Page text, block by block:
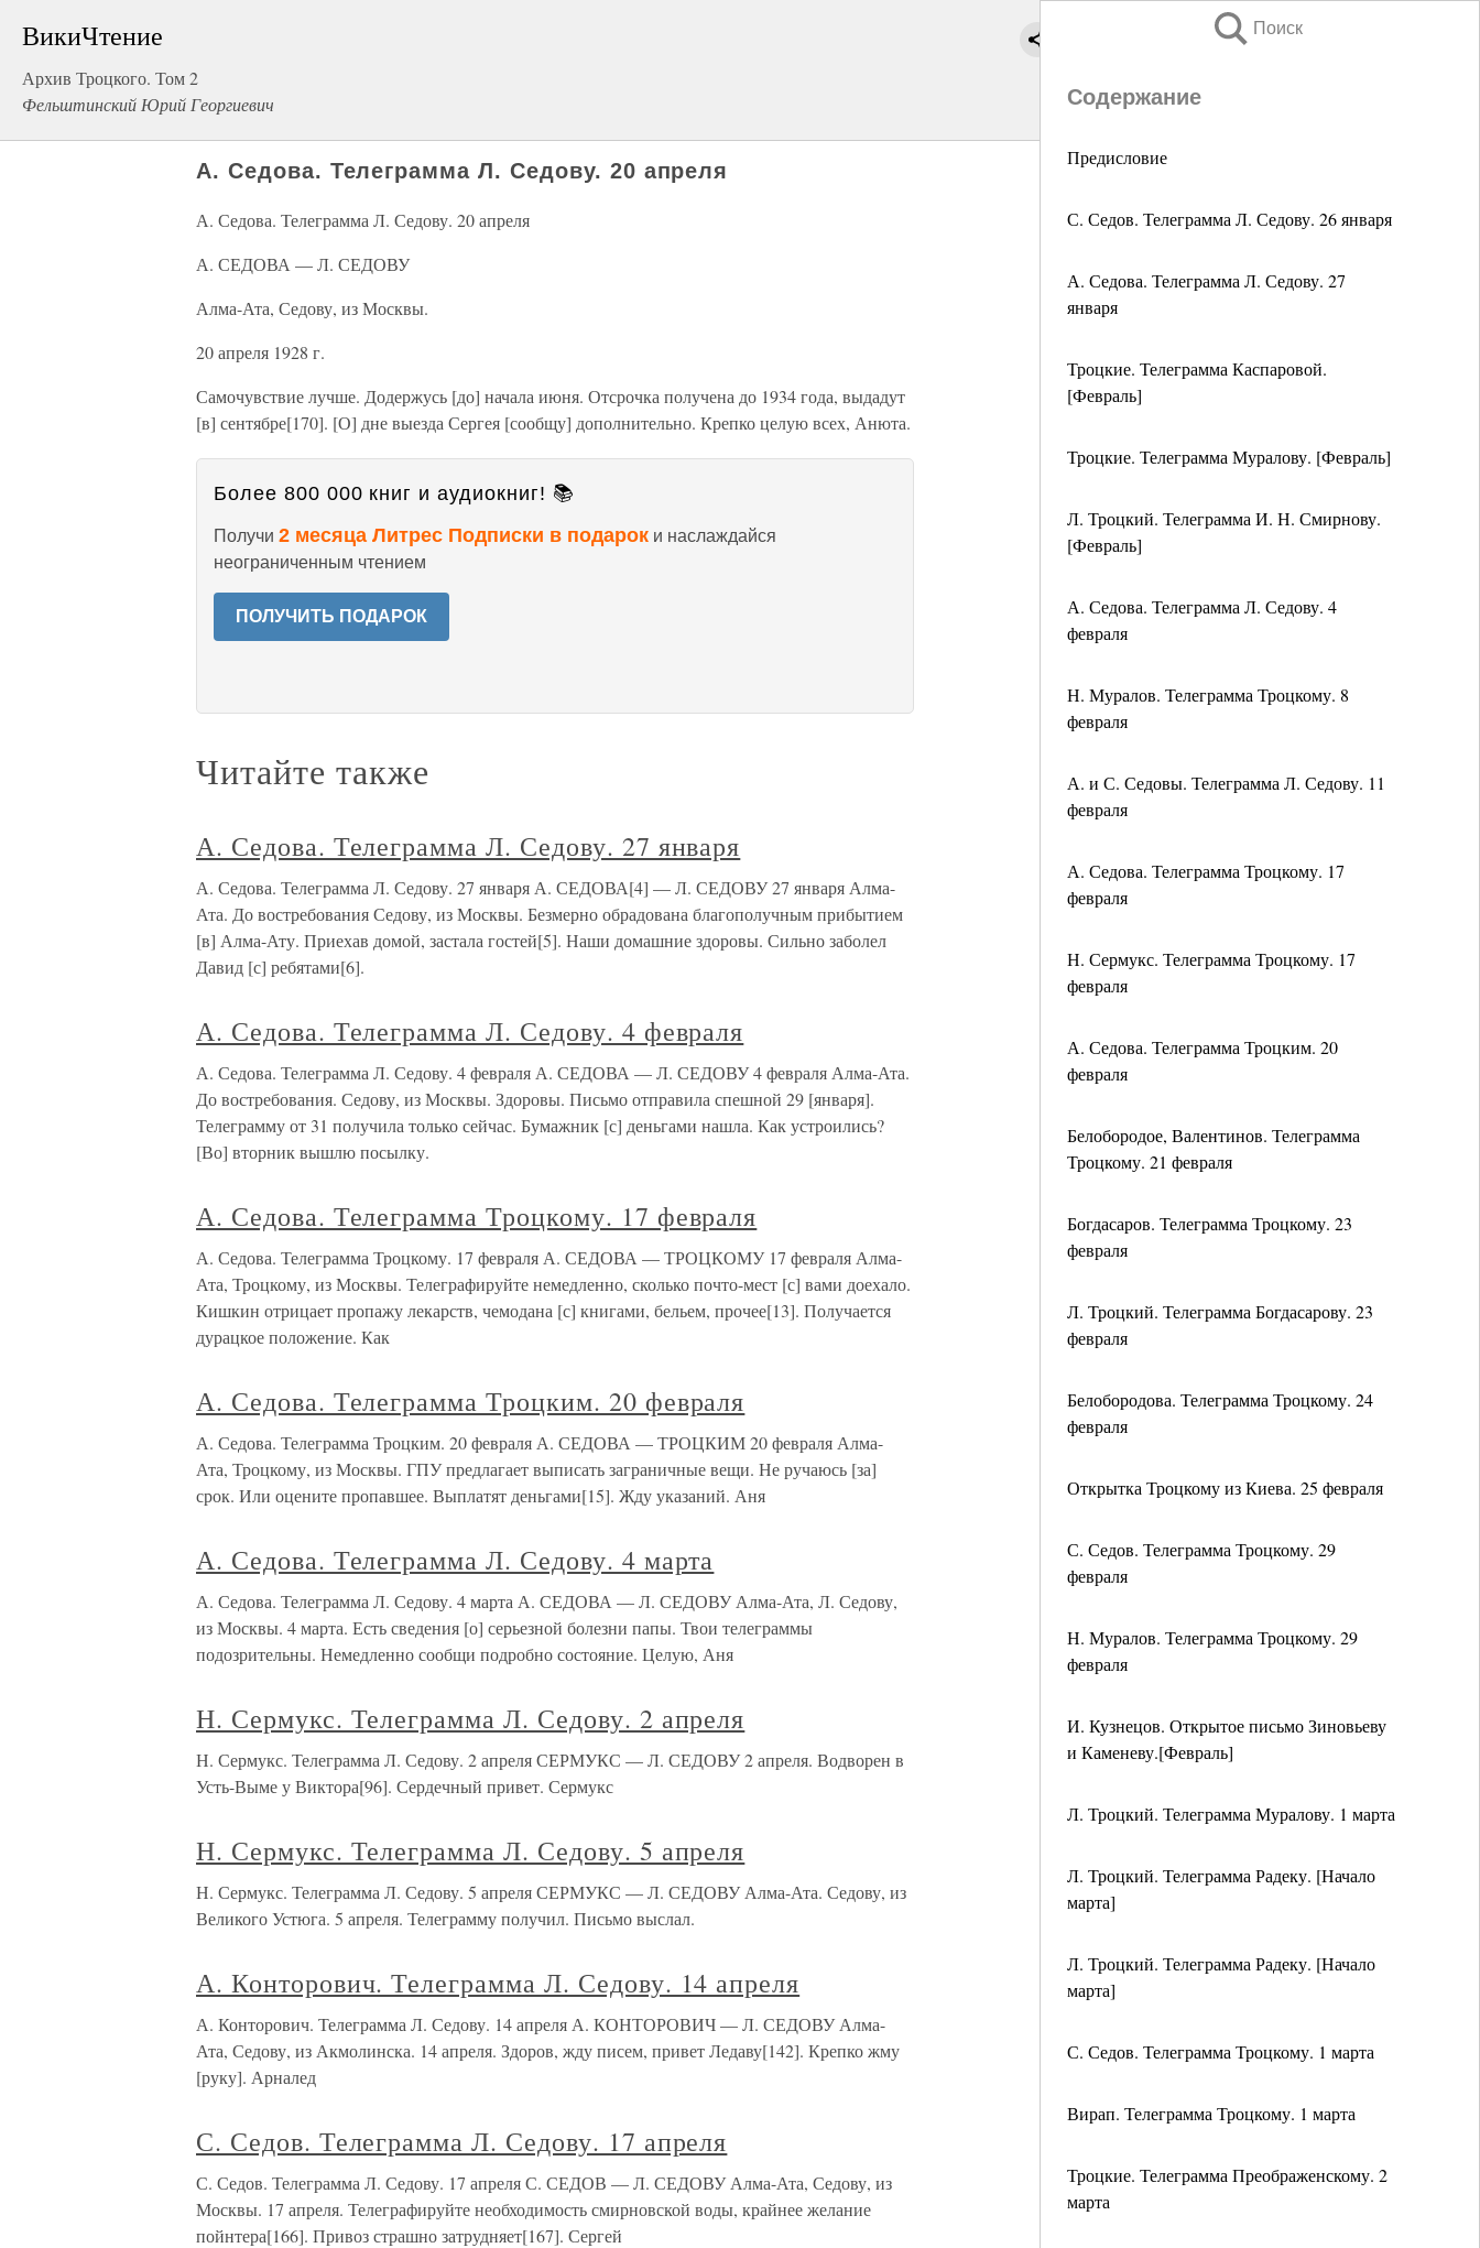
ВикиЧтение
Архив Троцкого. Том 2
Фельштинский Юрий Георгиевич
Поиск
Содержание
Предисловие
С. Седов. Телеграмма Л. Седову. 26 января
А. Седова. Телеграмма Л. Седову. 27
января
Троцкие. Телеграмма Каспаровой.
[Февраль]
Троцкие. Телеграмма Муралову. [Февраль]
Л. Троцкий. Телеграмма И. Н. Смирнову.
[Февраль]
А. Седова. Телеграмма Л. Седову. 4
февраля
Н. Муралов. Телеграмма Троцкому. 8
февраля
А. и С. Седовы. Телеграмма Л. Седову. 11
февраля
А. Седова. Телеграмма Троцкому. 17
февраля
Н. Сермукс. Телеграмма Троцкому. 17
февраля
А. Седова. Телеграмма Троцким. 20
февраля
Белобородое, Валентинов. Телеграмма
Троцкому. 21 февраля
Богдасаров. Телеграмма Троцкому. 23
февраля
Л. Троцкий. Телеграмма Богдасарову. 23
февраля
Белобородова. Телеграмма Троцкому. 24
февраля
Открытка Троцкому из Киева. 25 февраля
С. Седов. Телеграмма Троцкому. 29
февраля
Н. Муралов. Телеграмма Троцкому. 29
февраля
И. Кузнецов. Открытое письмо Зиновьеву
и Каменеву.[Февраль]
Л. Троцкий. Телеграмма Муралову. 1 марта
Л. Троцкий. Телеграмма Радеку. [Начало
марта]
Л. Троцкий. Телеграмма Радеку. [Начало
марта]
С. Седов. Телеграмма Троцкому. 1 марта
Вирап. Телеграмма Троцкому. 1 марта
Троцкие. Телеграмма Преображенскому. 2
марта
А. Седова. Телеграмма Л. Седову. 20 апреля
А. Седова. Телеграмма Л. Седову. 20 апреля
А. СЕДОВА — Л. СЕДОВУ
Алма-Ата, Седову, из Москвы.
20 апреля 1928 г.
Самочувствие лучше. Додержусь [до] начала июня. Отсрочка получена до 1934 года, выдадут
[в] сентябре[170]. [О] дне выезда Сергея [сообщу] дополнительно. Крепко целую всех, Анюта.
Более 800 000 книг и аудиокниг! 📚
Получи 2 месяца Литрес Подписки в подарок и наслаждайся
неограниченным чтением
ПОЛУЧИТЬ ПОДАРОК
Читайте также
А. Седова. Телеграмма Л. Седову. 27 января
А. Седова. Телеграмма Л. Седову. 27 января А. СЕДОВА[4] — Л. СЕДОВУ 27 января Алма-
Ата. До востребования Седову, из Москвы. Безмерно обрадована благополучным прибытием
[в] Алма-Ату. Приехав домой, застала гостей[5]. Наши домашние здоровы. Сильно заболел
Давид [с] ребятами[6].
А. Седова. Телеграмма Л. Седову. 4 февраля
А. Седова. Телеграмма Л. Седову. 4 февраля А. СЕДОВА — Л. СЕДОВУ 4 февраля Алма-Ата.
До востребования. Седову, из Москвы. Здоровы. Письмо отправила спешной 29 [января].
Телеграмму от 31 получила только сейчас. Бумажник [с] деньгами нашла. Как устроились?
[Во] вторник вышлю посылку.
А. Седова. Телеграмма Троцкому. 17 февраля
А. Седова. Телеграмма Троцкому. 17 февраля А. СЕДОВА — ТРОЦКОМУ 17 февраля Алма-
Ата, Троцкому, из Москвы. Телеграфируйте немедленно, сколько почто-мест [с] вами доехало.
Кишкин отрицает пропажу лекарств, чемодана [с] книгами, бельем, прочее[13]. Получается
дурацкое положение. Как
А. Седова. Телеграмма Троцким. 20 февраля
А. Седова. Телеграмма Троцким. 20 февраля А. СЕДОВА — ТРОЦКИМ 20 февраля Алма-
Ата, Троцкому, из Москвы. ГПУ предлагает выписать заграничные вещи. Не ручаюсь [за]
срок. Или оцените пропавшее. Выплатят деньгами[15]. Жду указаний. Аня
А. Седова. Телеграмма Л. Седову. 4 марта
А. Седова. Телеграмма Л. Седову. 4 марта А. СЕДОВА — Л. СЕДОВУ Алма-Ата, Л. Седову,
из Москвы. 4 марта. Есть сведения [о] серьезной болезни папы. Твои телеграммы
подозрительны. Немедленно сообщи подробно состояние. Целую, Аня
Н. Сермукс. Телеграмма Л. Седову. 2 апреля
Н. Сермукс. Телеграмма Л. Седову. 2 апреля СЕРМУКС — Л. СЕДОВУ 2 апреля. Водворен в
Усть-Выме у Виктора[96]. Сердечный привет. Сермукс
Н. Сермукс. Телеграмма Л. Седову. 5 апреля
Н. Сермукс. Телеграмма Л. Седову. 5 апреля СЕРМУКС — Л. СЕДОВУ Алма-Ата. Седову, из
Великого Устюга. 5 апреля. Телеграмму получил. Письмо выслал.
А. Конторович. Телеграмма Л. Седову. 14 апреля
А. Конторович. Телеграмма Л. Седову. 14 апреля А. КОНТОРОВИЧ — Л. СЕДОВУ Алма-
Ата, Седову, из Акмолинска. 14 апреля. Здоров, жду писем, привет Ледаву[142]. Крепко жму
[руку]. Арналед
С. Седов. Телеграмма Л. Седову. 17 апреля
С. Седов. Телеграмма Л. Седову. 17 апреля С. СЕДОВ — Л. СЕДОВУ Алма-Ата, Седову, из
Москвы. 17 апреля. Телеграфируйте необходимость смирновской воды, крайнее желание
пойнтера[166]. Привоз страшно затрудняет[167]. Сергей